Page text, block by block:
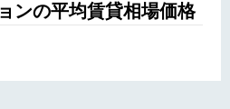
ンの平均賃貸相場価格